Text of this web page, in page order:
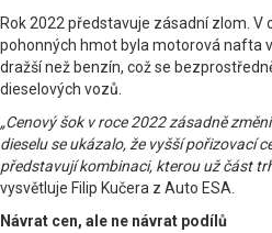
Rok 2022 představuje zásadní zlom. V
pohonných hmot byla motorová nafta
dražší než benzín, což se
dieselových vozů.
„Cenový šok v roce 2022 zásadně
dieselu se ukázalo, že vyšší pořizovací
představují kombinaci, kterou už část
vysvětluje Filip Kučera z Auto ESA.
Návrat cen, ale ne návrat podílů